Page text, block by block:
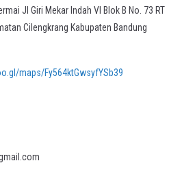
Jl Giri Mekar Indah VI Blok B No. 73 RT
Cilengkrang Kabupaten Bandung
maps/Fy564ktGwsyfYSb39